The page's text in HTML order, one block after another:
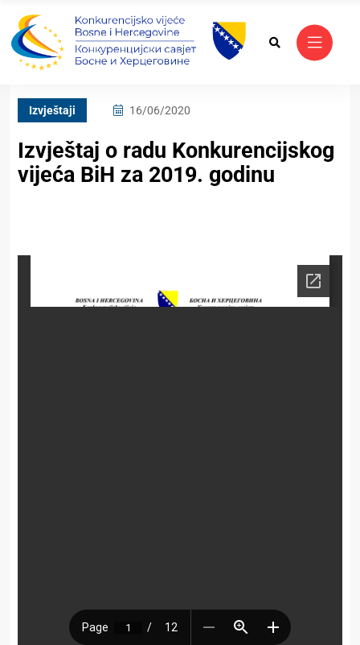
Izvještaji 16/06/2020
Izvještaj o radu Konkurencijskog
vijeća BiH za 2019. godinu